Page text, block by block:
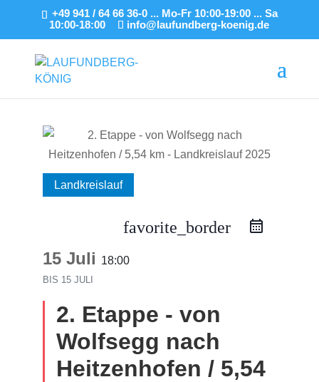
+49 941 / 64 66 36-0 ... Mo-Fr 10:00-19:00 ... Sa
10:00-18:00
info@laufundberg-koenig.de
Landkreislauf
favorite_border
15 Juli 18:00
BIS 15 JULI
2. Etappe - von
Wolfsegg nach
Heitzenhofen / 5,54